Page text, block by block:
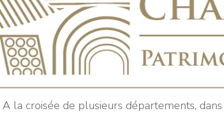
A la croisée de plusieurs départements,